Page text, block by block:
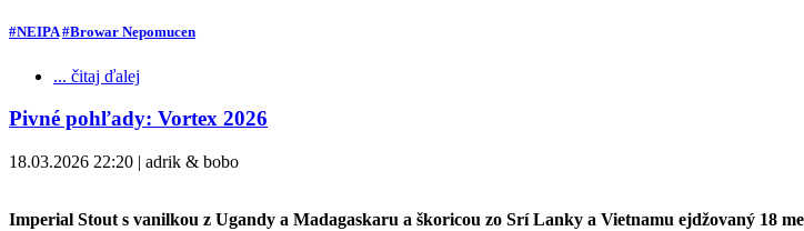
#NEIPA #Browar Nepomucen
... čitaj ďalej
Pivné pohľady: Vortex 2026
18.03.2026 22:20 | adrik & bobo
Imperial Stout s vanilkou z Ugandy a Madagaskaru a škoricou zo Srí Lanky a Vietnamu ejdžovaný 18